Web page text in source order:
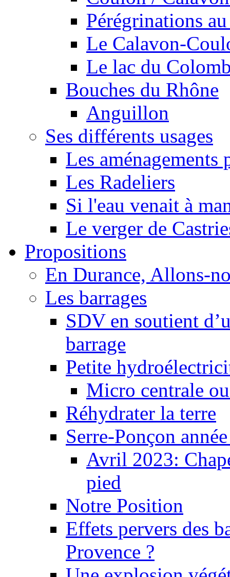
Pérégrinations
Le Calavon-
Le lac du
Bouches du Rhône
Anguillon
Ses différents usages
Les
Les Radeliers
Si l'eau venait à
Le verger de
Propositions
En Durance, Allons-
Les barrages
SDV en soutient
barrage
Petite
Micro centrale
Réhydrater la terre
Serre-Ponçon
Avril 2023:
pied
Notre Position
Effets pervers des
Provence ?